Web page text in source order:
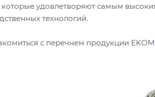
удовлетворяют самым
технологий.
с перечнем продукции